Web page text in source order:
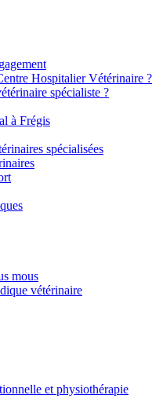
Hospitalier Vétérinaire ?
spécialiste ?
à Frégis
spécialisées
mous
vétérinaire
et physiothérapie